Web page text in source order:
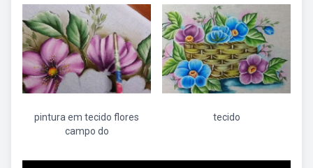
pintura em tecido flores
campo do
tecido